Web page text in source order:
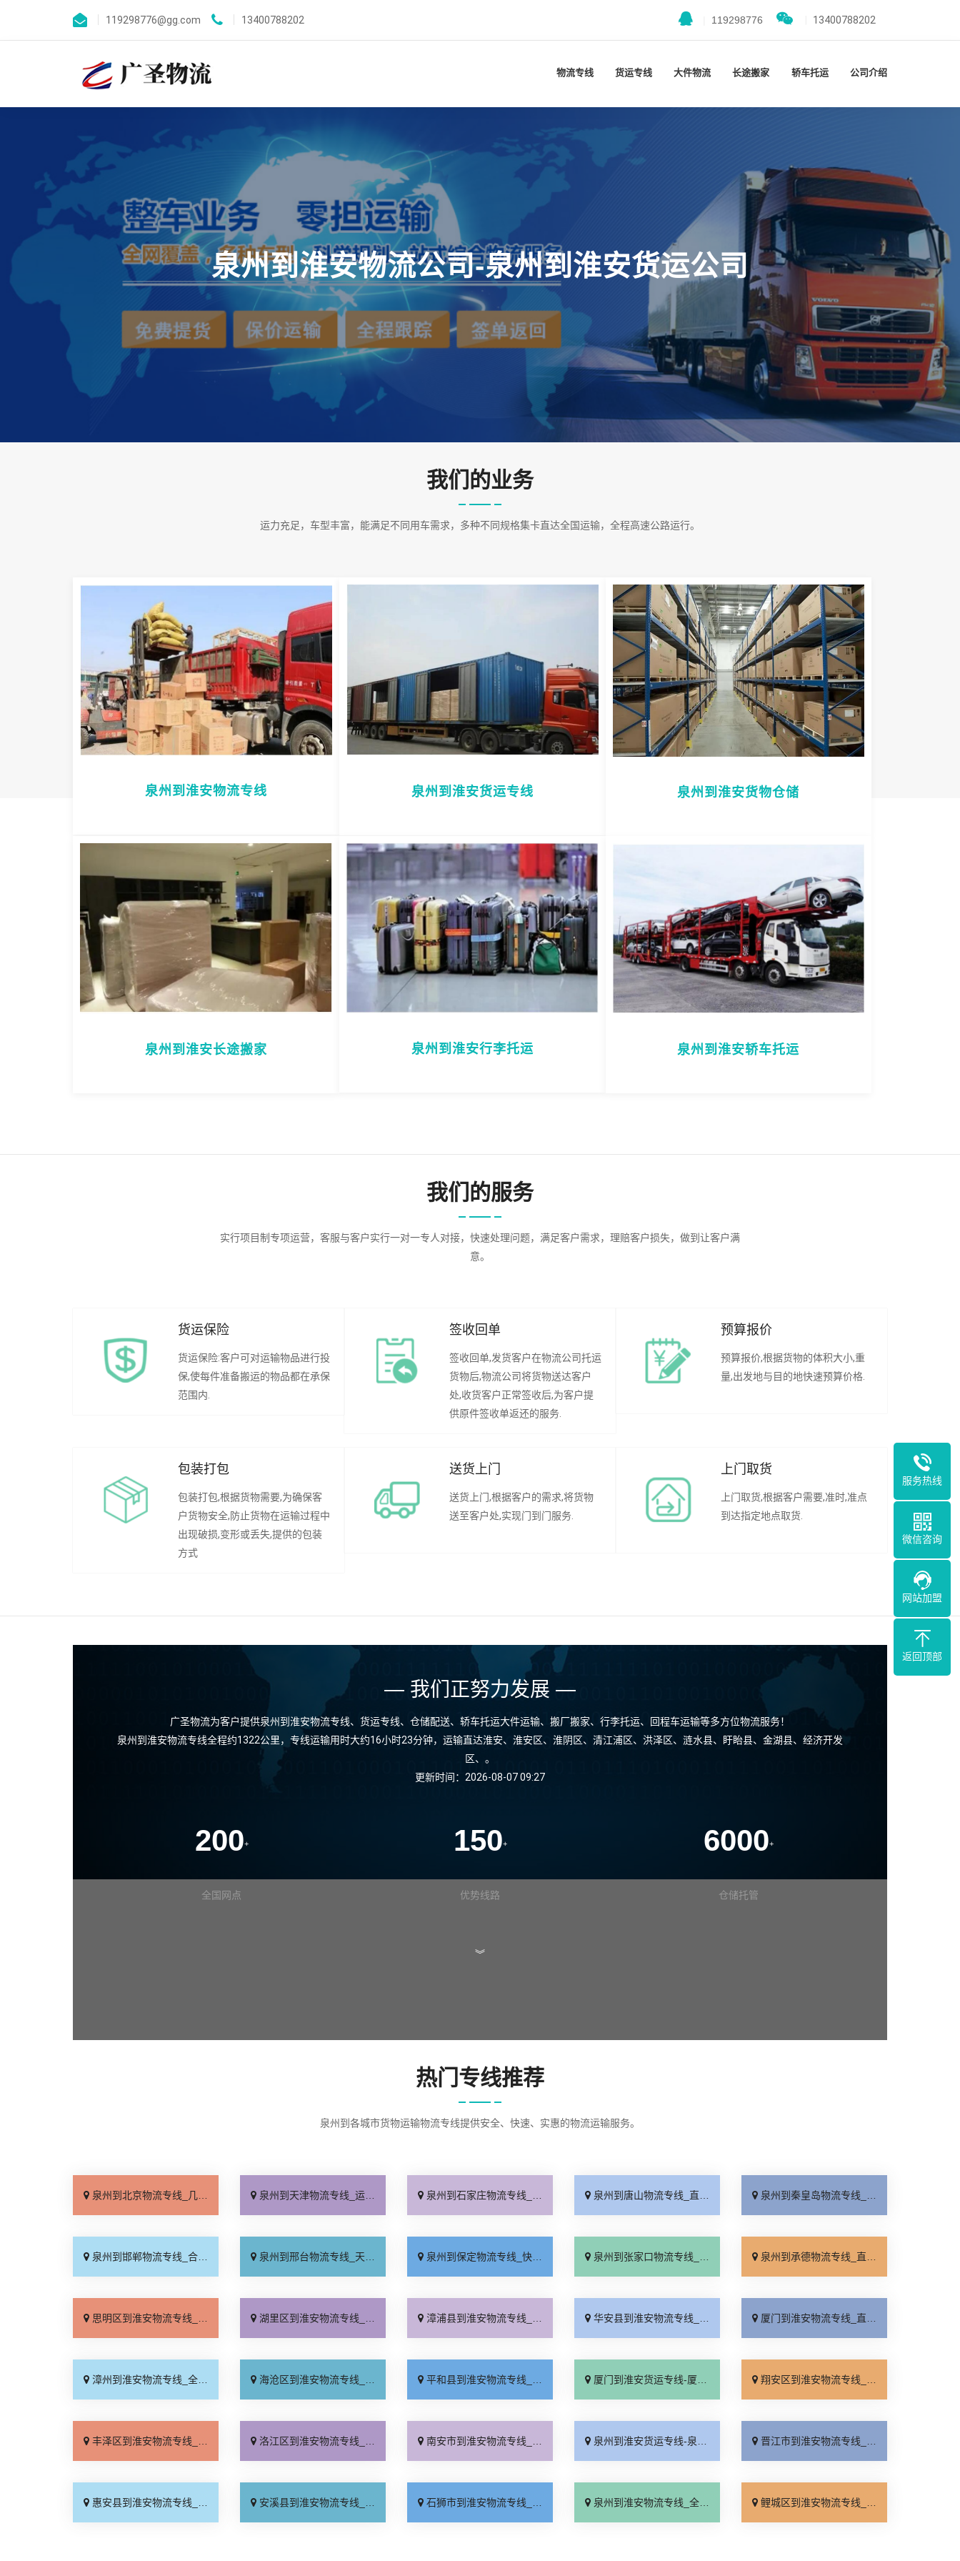
119298776@gg.com 13400788202 119298776 13400788202
物流专线 货运专线 大件物流 长途搬家 轿车托运 公司介绍
泉州到淮安物流公司-泉州到淮安货运公司
我们的业务
运力充足，车型丰富，能满足不同用车需求，多种不同规格集卡直达全国运输，全程高速公路运行。
泉州到淮安物流专线 泉州到淮安货运专线 泉州到淮安货物仓储
泉州到淮安长途搬家 泉州到淮安行李托运 泉州到淮安轿车托运
我们的服务
实行项目制专项运营，客服与客户实行一对一专人对接，快速处理问题，满足客户需求，理赔客户损失，做到让客户满
意。
货运保险
货运保险:客户可对运输物品进行投
保,使每件准备搬运的物品都在承保
范围内.
签收回单
签收回单,发货客户在物流公司托运
货物后,物流公司将货物送达客户
处,收货客户正常签收后,为客户提
供原件签收单返还的服务.
预算报价
预算报价,根据货物的体积大小,重
量,出发地与目的地快速预算价格.
包装打包
包装打包,根据货物需要,为确保客
户货物安全,防止货物在运输过程中
出现破损,变形或丢失,提供的包装
方式
送货上门
送货上门,根据客户的需求,将货物
送至客户处,实现门到门服务.
上门取货
上门取货,根据客户需要,准时,准点
到达指定地点取货.
— 我们正努力发展 —
广圣物流为客户提供泉州到淮安物流专线、货运专线、仓储配送、轿车托运大件运输、搬厂搬家、行李托运、回程车运输等多方位物流服务！
泉州到淮安物流专线全程约1322公里，专线运输用时大约16小时23分钟，运输直达淮安、淮安区、淮阴区、清江浦区、洪泽区、涟水县、盱眙县、金湖县、经济开发
区、。
更新时间：2026-08-07 09:27
200+
全国网点
150+
优势线路
6000+
仓储托管
︾
热门专线推荐
泉州到各城市货物运输物流专线提供安全、快速、实惠的物流运输服务。
泉州到北京物流专线_几天到达「按时送达」 泉州到天津物流专线_运价查询「实时跟踪 」 泉州到石家庄物流专线_无需中转「来电咨询」 泉州到唐山物流专线_直达特快专线「市县闪送」 泉州到秦皇岛物流专线_直通专线「高效快运」
泉州到邯郸物流专线_合理收费「零担配货」 泉州到邢台物流专线_天天发车「高速快运」 泉州到保定物流专线_快运有保障「一站直达」 泉州到张家口物流专线_直达特快专线「门到门接送」 泉州到承德物流专线_直达到站「运费多少」
思明区到淮安物流专线_运价行情「定点发车」 湖里区到淮安物流专线_直达往返「按时送达」 漳浦县到淮安物流专线_托运省心「价位合理」 华安县到淮安物流专线_资质齐全「要几天到」 厦门到淮安物流专线_直达特快专线「诚信经营」
漳州到淮安物流专线_全程无虑「合理收费」 海沧区到淮安物流专线_收费标准「多久能到」 平和县到淮安物流专线_多年经验「快速直达」 厦门到淮安货运专线-厦门到淮安物流公司_高速快运「全程直达」 翔安区到淮安物流专线_全境到达「物流拼车」
丰泽区到淮安物流专线_急你所需「收费标准」 洛江区到淮安物流专线_运保时效「运价实惠」 南安市到淮安物流专线_市县派送「几天到达」 泉州到淮安货运专线-泉州到淮安物流公司_费用多少「运价实惠」 晋江市到淮安物流专线_专线快运「无需中转」
惠安县到淮安物流专线_实时跟踪 「全境到达」 安溪县到淮安物流专线_要几天到「专业调车」 石狮市到淮安物流专线_物流拼车「直发全境」 泉州到淮安物流专线_全境派送「零担配货」 鲤城区到淮安物流专线_运价实惠「定点发车」
服务热线
微信咨询
网站加盟
返回顶部